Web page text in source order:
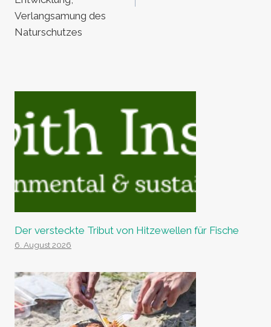
Verlangsamung des
Naturschutzes
Der versteckte Tribut von Hitzewellen für Fische
6. August 2026